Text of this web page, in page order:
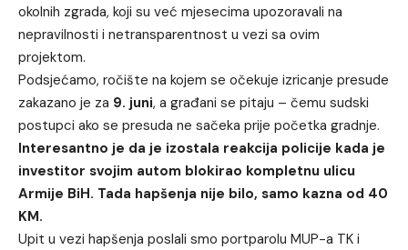
okolnih zgrada, koji su već mjesecima upozoravali na
nepravilnosti i netransparentnost u vezi sa ovim
projektom.
Podsjećamo, ročište na kojem se očekuje izricanje presude
zakazano je za 9. juni, a građani se pitaju – čemu sudski
postupci ako se presuda ne sačeka prije početka gradnje.
Interesantno je da je izostala reakcija policije kada je
investitor svojim autom blokirao kompletnu ulicu
Armije BiH. Tada hapšenja nije bilo, samo kazna od 40
KM.
Upit u vezi hapšenja poslali smo portparolu MUP-a TK i